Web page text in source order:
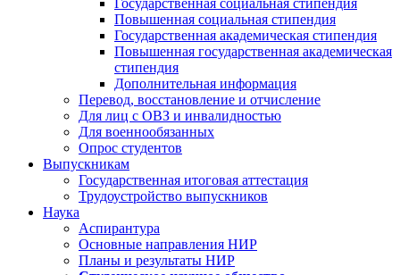
Государственная социальная стипендия
Повышенная социальная стипендия
Государственная академическая стипендия
Повышенная государственная академическая
стипендия
Дополнительная информация
Перевод, восстановление и отчисление
Для лиц с ОВЗ и инвалидностью
Для военнообязанных
Опрос студентов
Выпускникам
Государственная итоговая аттестация
Трудоустройство выпускников
Наука
Аспирантура
Основные направления НИР
Планы и результаты НИР